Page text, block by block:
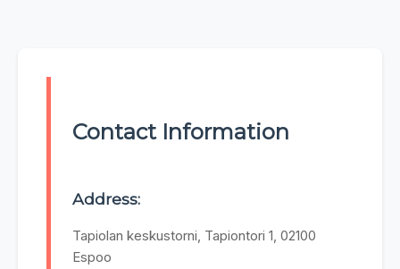
Contact Information
Address:
Tapiolan keskustorni, Tapiontori 1, 02100
Espoo